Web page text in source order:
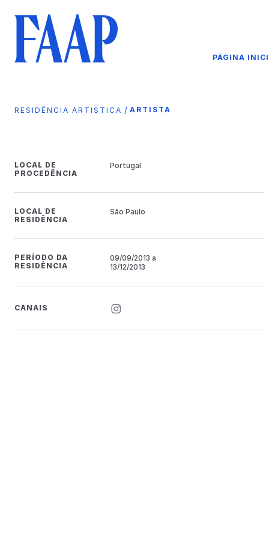
PÁGINA
RESIDÊNCIA ARTISTICA / ARTISTA
LOCAL DE
PROCEDÊNCIA
Portugal
LOCAL DE
RESIDÊNCIA
São Paulo
PERÍODO DA
RESIDÊNCIA
09/09/2013 a
13/12/2013
CANAIS